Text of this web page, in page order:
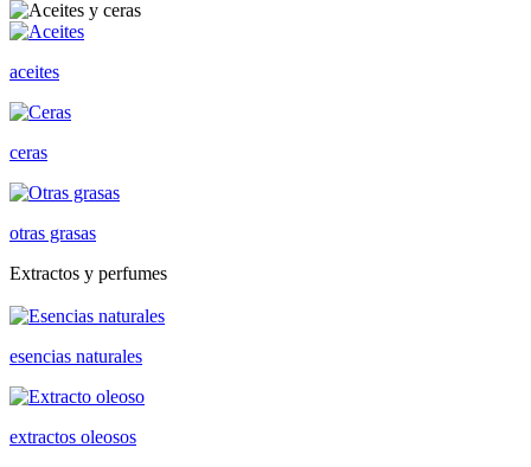
aceites
ceras
otras grasas
Extractos y perfumes
esencias naturales
extractos oleosos